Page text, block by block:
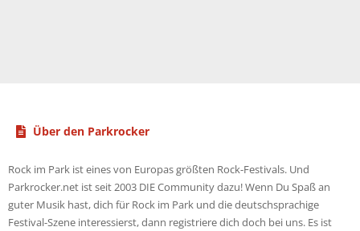
Über den Parkrocker
Rock im Park ist eines von Europas größten Rock-Festivals. Und
Parkrocker.net ist seit 2003 DIE Community dazu! Wenn Du Spaß an
guter Musik hast, dich für Rock im Park und die deutschsprachige
Festival-Szene interessierst, dann registriere dich doch bei uns. Es ist